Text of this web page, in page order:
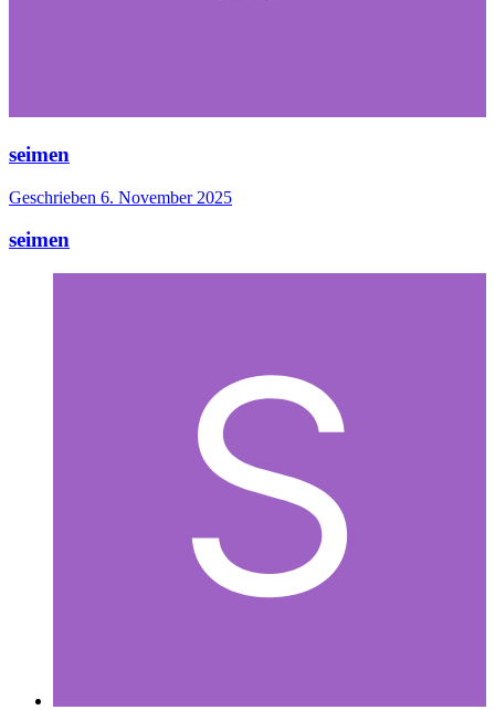
seimen
Geschrieben 6. November 2025
seimen